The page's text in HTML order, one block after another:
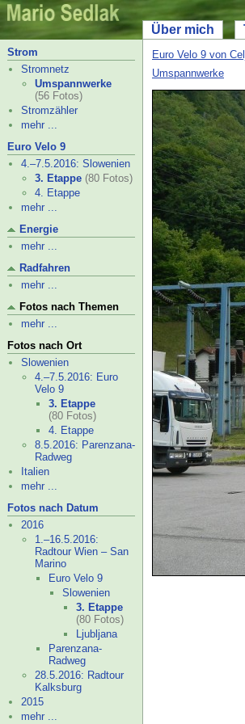
Über mich
Strom
Stromnetz
Umspannwerke
(56 Fotos)
Stromzähler
mehr ...
Euro Velo 9
4.–7.5.2016: Slowenien
3. Etappe (80 Fotos)
4. Etappe
mehr ...
Energie
mehr ...
Radfahren
mehr ...
Fotos nach Themen
mehr ...
Fotos nach Ort
Slowenien
4.–7.5.2016: Euro
Velo 9
3. Etappe
(80 Fotos)
4. Etappe
8.5.2016: Parenzana-
Radweg
Italien
mehr ...
Fotos nach Datum
2016
1.–16.5.2016:
Radtour Wien – San
Marino
Euro Velo 9
Slowenien
3. Etappe
(80 Fotos)
Ljubljana
Parenzana-
Radweg
28.5.2016: Radtour
Kalksburg
2015
mehr ...
Euro Velo 9 von
Umspannwerke